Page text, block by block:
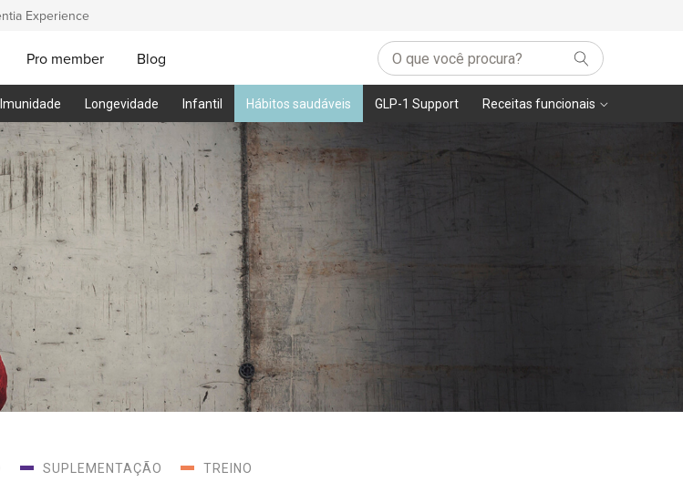
Experience
Pro member Blog
Imunidade Longevidade Infantil Hábitos saudáveis GLP-1 Support Receitas funcionais
SUPLEMENTAÇÃO TREINO